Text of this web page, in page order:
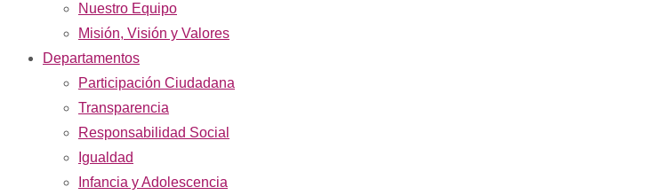
Nuestro Equipo
Misión, Visión y Valores
Departamentos
Participación Ciudadana
Transparencia
Responsabilidad Social
Igualdad
Infancia y Adolescencia